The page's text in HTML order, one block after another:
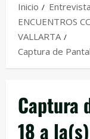
Inicio
Entrevista
ENCUENTROS
VALLARTA
Captura de
Captura
18 a